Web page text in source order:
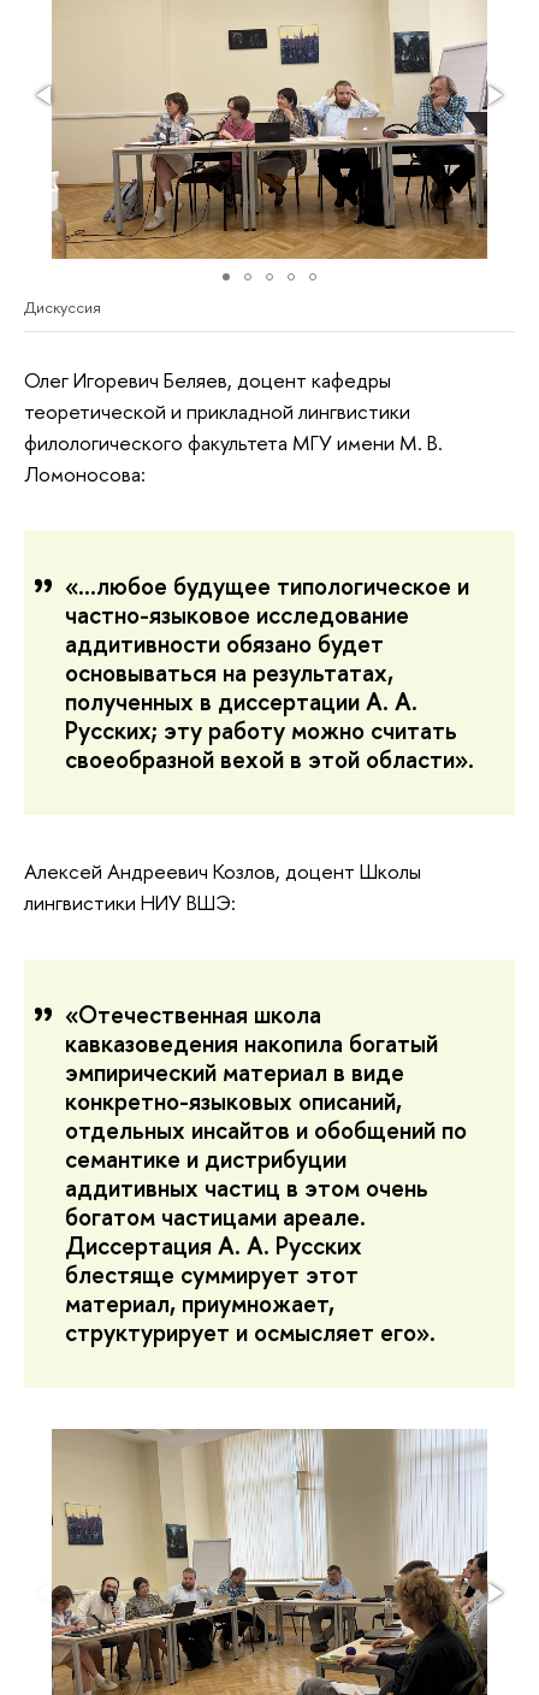
Дискуссия
Олег Игоревич Беляев, доцент кафедры
теоретической и прикладной лингвистики
филологического факультета МГУ имени М. В.
Ломоносова:
«…любое будущее типологическое и
частно-языковое исследование
аддитивности обязано будет
основываться на результатах,
полученных в диссертации А. А.
Русских; эту работу можно считать
своеобразной вехой в этой области».
Алексей Андреевич Козлов, доцент Школы
лингвистики НИУ ВШЭ:
«Отечественная школа
кавказоведения накопила богатый
эмпирический материал в виде
конкретно-языковых описаний,
отдельных инсайтов и обобщений по
семантике и дистрибуции
аддитивных частиц в этом очень
богатом частицами ареале.
Диссертация А. А. Русских
блестяще суммирует этот
материал, приумножает,
структурирует и осмысляет его».